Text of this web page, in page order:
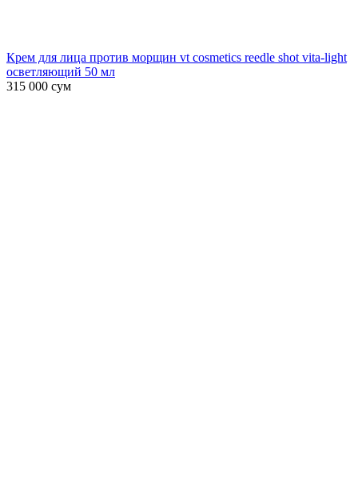
Крем для лица против морщин vt cosmetics reedle shot vita-light
осветляющий 50 мл
315 000 сум